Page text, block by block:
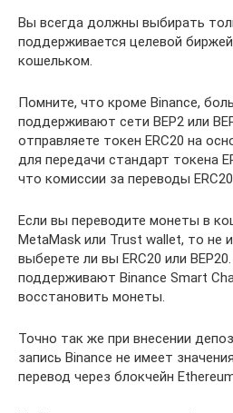
Вы всегда должны выбирать
поддерживается целевой
кошельком.
Помните, что кроме Binance,
поддерживают сети BEP2 или
отправляете токен ERC20 на
для передачи стандарт токена
что комиссии за переводы
Если вы переводите монеты в
MetaMask или Trust wallet, то не
выберете ли вы ERC20 или
поддерживают Binance Smart
восстановить монеты.
Точно так же при внесении
запись Binance не имеет
перевод через блокчейн